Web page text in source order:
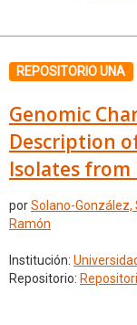
REPOSITORIO UNA
Genomic
Description
Isolates from
porSolano-González,
Ramón
Institución:
Repositorio: